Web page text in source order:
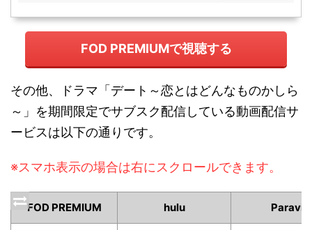
FOD PREMIUMで視聴する
その他、ドラマ「デート～恋とはどんなものかしら
～」を期間限定でサブスク配信している動画配信サ
ービスは以下の通りです。
※スマホ表示の場合は右にスクロールできます。
FOD PREMIUM hulu Paravi